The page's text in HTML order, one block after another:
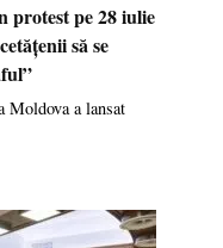
protest pe 28 iulie
să se
a lansat